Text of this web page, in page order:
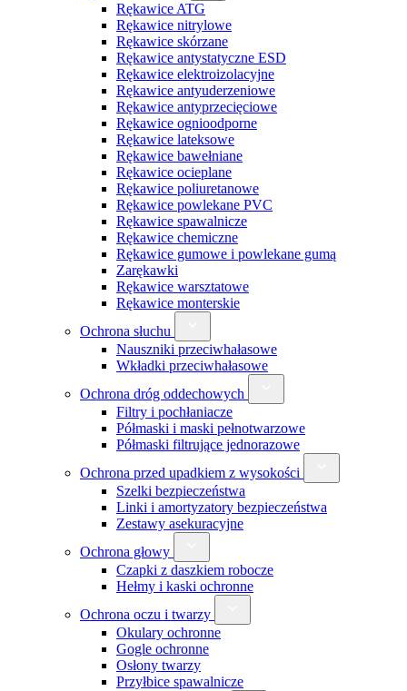
Rękawice ATG
Rękawice nitrylowe
Rękawice skórzane
Rękawice antystatyczne ESD
Rękawice elektroizolacyjne
Rękawice antyuderzeniowe
Rękawice antyprzecięciowe
Rękawice ognioodporne
Rękawice lateksowe
Rękawice bawełniane
Rękawice ocieplane
Rękawice poliuretanowe
Rękawice powlekane PVC
Rękawice spawalnicze
Rękawice chemiczne
Rękawice gumowe i powlekane gumą
Zarękawki
Rękawice warsztatowe
Rękawice monterskie
Ochrona słuchu
Nauszniki przeciwhałasowe
Wkładki przeciwhałasowe
Ochrona dróg oddechowych
Filtry i pochłaniacze
Półmaski i maski pełnotwarzowe
Półmaski filtrujące jednorazowe
Ochrona przed upadkiem z wysokości
Szelki bezpieczeństwa
Linki i amortyzatory bezpieczeństwa
Zestawy asekuracyjne
Ochrona głowy
Czapki z daszkiem robocze
Hełmy i kaski ochronne
Ochrona oczu i twarzy
Okulary ochronne
Gogle ochronne
Osłony twarzy
Przyłbice spawalnicze